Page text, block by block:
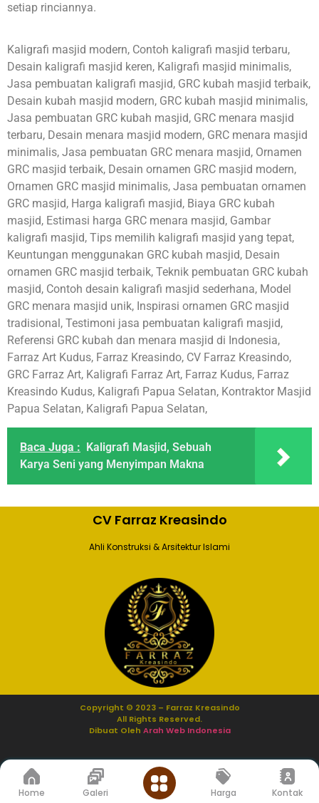
setiap rinciannya.
Kaligrafi masjid modern, Contoh kaligrafi masjid terbaru,
Desain kaligrafi masjid keren, Kaligrafi masjid minimalis,
Jasa pembuatan kaligrafi masjid, GRC kubah masjid terbaik,
Desain kubah masjid modern, GRC kubah masjid minimalis,
Jasa pembuatan GRC kubah masjid, GRC menara masjid
terbaru, Desain menara masjid modern, GRC menara masjid
minimalis, Jasa pembuatan GRC menara masjid, Ornamen
GRC masjid terbaik, Desain ornamen GRC masjid modern,
Ornamen GRC masjid minimalis, Jasa pembuatan ornamen
GRC masjid, Harga kaligrafi masjid, Biaya GRC kubah
masjid, Estimasi harga GRC menara masjid, Gambar
kaligrafi masjid, Tips memilih kaligrafi masjid yang tepat,
Keuntungan menggunakan GRC kubah masjid, Desain
ornamen GRC masjid terbaik, Teknik pembuatan GRC kubah
masjid, Contoh desain kaligrafi masjid sederhana, Model
GRC menara masjid unik, Inspirasi ornamen GRC masjid
tradisional, Testimoni jasa pembuatan kaligrafi masjid,
Referensi GRC kubah dan menara masjid di Indonesia,
Farraz Art Kudus, Farraz Kreasindo, CV Farraz Kreasindo,
GRC Farraz Art, Kaligrafi Farraz Art, Farraz Kudus, Farraz
Kreasindo Kudus, Kaligrafi Papua Selatan, Kontraktor Masjid
Papua Selatan, Kaligrafi Papua Selatan,
Baca Juga : Kaligrafi Masjid, Sebuah
Karya Seni yang Menyimpan Makna
Home Galeri Harga Kontak
CV Farraz Kreasindo
Ahli Konstruksi & Arsitektur Islami
Copyright © 2023 – Farraz Kreasindo
All Rights Reserved.
Dibuat Oleh Arah Web Indonesia